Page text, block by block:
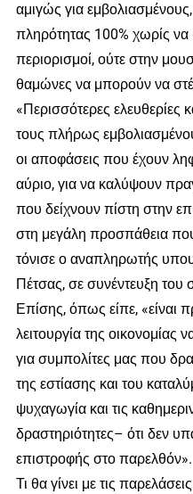
αμιγώς για
πληρότητας 100% χωρίς
περιορισμοί, ούτε στην
θαμώνες να μπορούν να
«Περισσότερες ελευθερίες
τους πλήρως
οι αποφάσεις που έχουν
αύριο, για να καλύψουν
που δείχνουν πίστη στην
στη μεγάλη προσπάθεια
τόνισε ο αναπληρωτής
Πέτσας, σε συνέντευξη του
Επίσης, όπως είπε, «είναι
λειτουργία της οικονομίας
για συμπολίτες μας που
της εστίασης και του
ψυχαγωγία και τις
δραστηριότητες– ότι δεν
επιστροφής στο παρελθόν».
Τι θα γίνει με τις